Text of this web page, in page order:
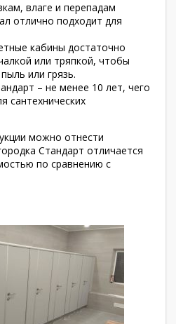
влаге и перепадам
отлично подходит для
кабины достаточно
или тряпкой, чтобы
или грязь.
– не менее 10 лет, чего
сантехнических
можно отнести
Стандарт отличается
по сравнению с